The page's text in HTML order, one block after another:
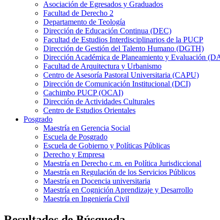
Asociación de Egresados y Graduados
Facultad de Derecho 2
Departamento de Teología
Dirección de Educación Continua (DEC)
Facultad de Estudios Interdisciplinarios de la PUCP
Dirección de Gestión del Talento Humano (DGTH)
Dirección Académica de Planeamiento y Evaluación
Facultad de Arquitectura y Urbanismo
Centro de Asesoría Pastoral Universitaria (CAPU)
Dirección de Comunicación Institucional (DCI)
Cachimbo PUCP (OCAI)
Dirección de Actividades Culturales
Centro de Estudios Orientales
Posgrado
Maestría en Gerencia Social
Escuela de Posgrado
Escuela de Gobierno y Políticas Públicas
Derecho y Empresa
Maestría en Derecho c.m. en Política Jurisdiccional
Maestría en Regulación de los Servicios Públicos
Maestría en Docencia universitaria
Maestría en Cognición Aprendizaje y Desarrollo
Maestría en Ingeniería Civil